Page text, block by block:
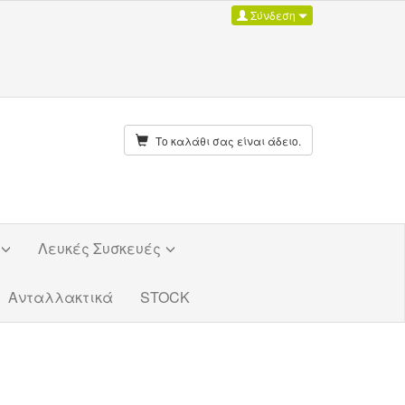
Σύνδεση
Το καλάθι σας είναι άδειο.
Λευκές Συσκευές
Ανταλλακτικά STOCK